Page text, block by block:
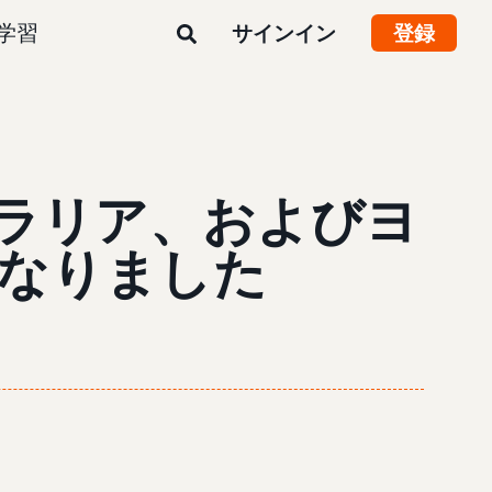
習 サインイン 登録
リア、およびヨ
りました